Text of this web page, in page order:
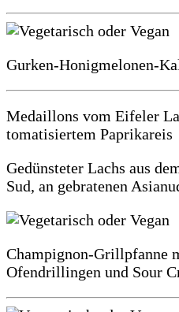
Gurken-Honigmelonen-
Medaillons vom Eifeler
tomatisiertem Paprikareis
Gedünsteter Lachs aus
Sud, an gebratenen
Champignon-Grillpfanne
Ofendrillingen und Sour